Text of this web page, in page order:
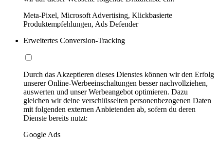
Meta-Pixel, Microsoft Advertising, Klickbasierte
Produktempfehlungen, Ads Defender
Erweitertes Conversion-Tracking
Durch das Akzeptieren dieses Dienstes können wir den Erfolg
unserer Online-Werbeeinschaltungen besser nachvollziehen,
auswerten und unser Werbeangebot optimieren. Dazu
gleichen wir deine verschlüsselten personenbezogenen Daten
mit folgenden externen Anbietenden ab, sofern du deren
Dienste bereits nutzt:
Google Ads